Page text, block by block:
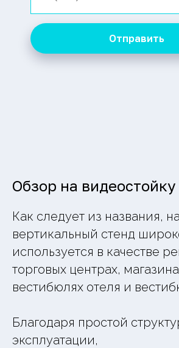
Отправить
Обзор на видеостойку
Как следует из названия,
вертикальный стенд
используется в качестве
торговых центрах,
вестибюлях отеля и
Благодаря простой
эксплуатации,